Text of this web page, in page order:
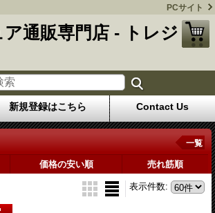
PCサイト
通販専門店 - トレジ
新規登録はこちら Contact Us
一覧
価格の安い順 売れ筋順
表示件数: